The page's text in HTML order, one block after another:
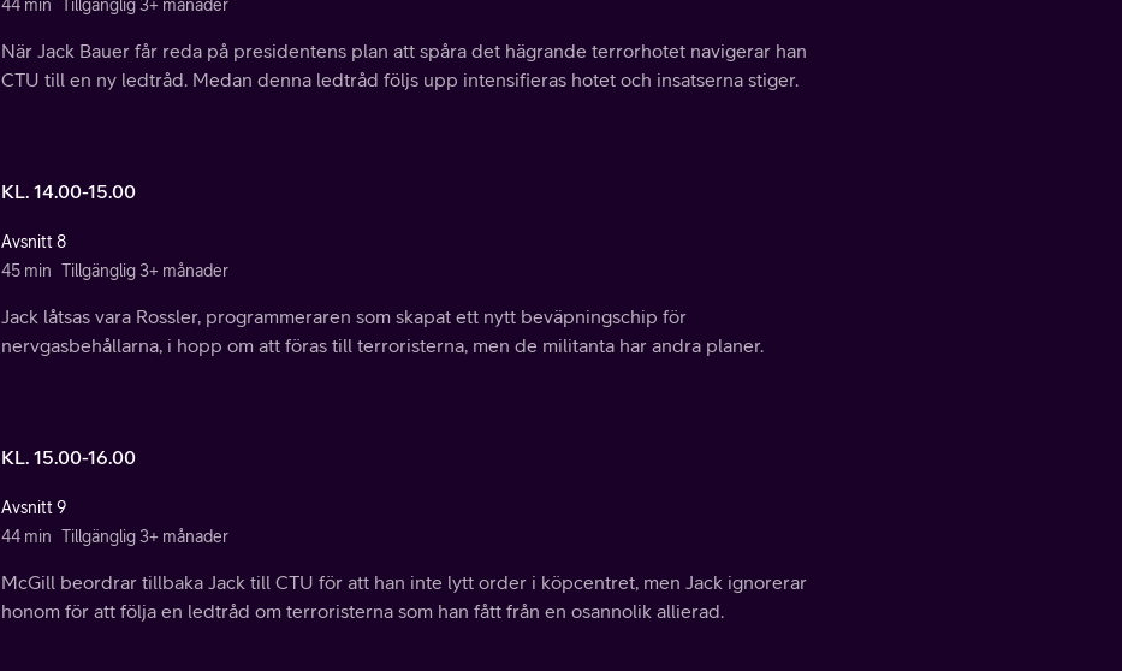
44 min Tillgänglig 3+ månader
När Jack Bauer får reda på presidentens plan att spåra det hägrande terrorhotet navigerar han
CTU till en ny ledtråd. Medan denna ledtråd följs upp intensifieras hotet och insatserna stiger.
KL. 14.00-15.00
Avsnitt 8
45 min Tillgänglig 3+ månader
Jack låtsas vara Rossler, programmeraren som skapat ett nytt beväpningschip för
nervgasbehållarna, i hopp om att föras till terroristerna, men de militanta har andra planer.
KL. 15.00-16.00
Avsnitt 9
44 min Tillgänglig 3+ månader
McGill beordrar tillbaka Jack till CTU för att han inte lytt order i köpcentret, men Jack ignorerar
honom för att följa en ledtråd om terroristerna som han fått från en osannolik allierad.